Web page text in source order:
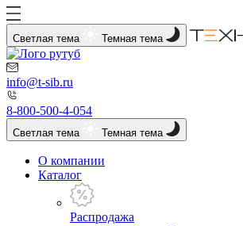
Светлая тема Темная тема
info@t-sib.ru
8-800-500-4-054
Светлая тема Темная тема
О компании
Каталог
Распродажа